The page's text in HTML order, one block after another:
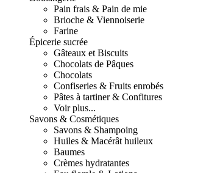
Pain frais & Pain de mie
Brioche & Viennoiserie
Farine
Épicerie sucrée
Gâteaux et Biscuits
Chocolats de Pâques
Chocolats
Confiseries & Fruits enrobés
Pâtes à tartiner & Confitures
Voir plus...
Savons & Cosmétiques
Savons & Shampoing
Huiles & Macérât huileux
Baumes
Crèmes hydratantes